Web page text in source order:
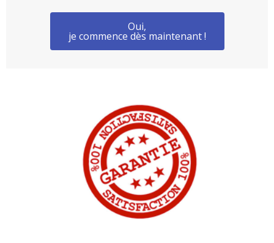
Oui,
je commence dès maintenant !